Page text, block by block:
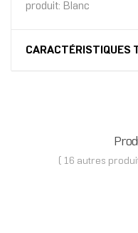
produit: Blanc
CARACTÉRISTIQUES
( 16 autres